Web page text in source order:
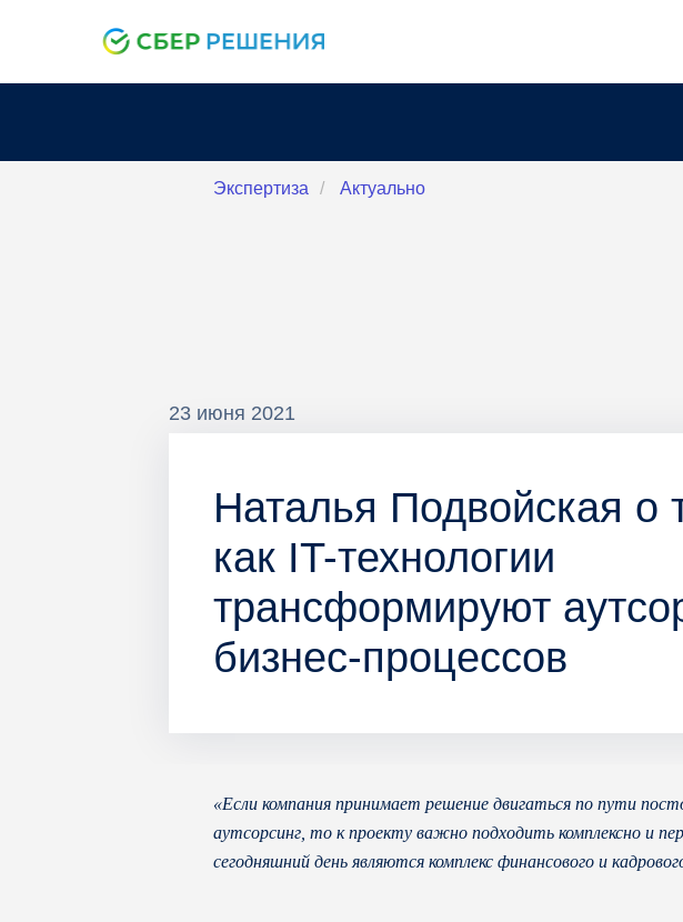
Экспертиза / Актуально
23 июня 2021
Наталья Подвойская о
как IT-технологии
трансформируют
бизнес-процессов
«Если компания принимает решение двигаться по пути
аутсорсинг, то к проекту важно подходить комплексно и
сегодняшний день являются комплекс финансового и